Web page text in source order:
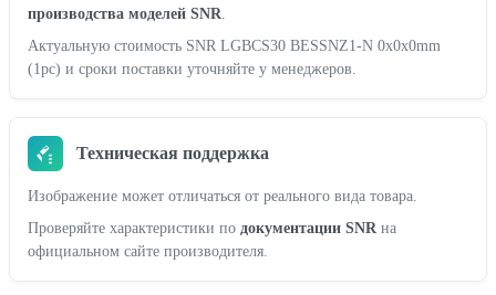
производства моделей SNR
Актуальную стоимость SNR LGBCS30 BESSNZ1-N 0x0x0mm
(1pc) и сроки поставки уточняйте у менеджеров.
Техническая поддержка
Изображение может отличаться от реального вида товара.
Проверяйте характеристики по документации SNR на
официальном сайте производителя.